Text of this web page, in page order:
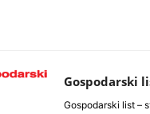
Gospodarski
Gospodarski list –